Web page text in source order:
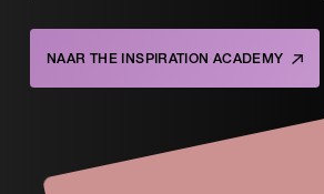
NAAR THE INSPIRATION ACADEMY